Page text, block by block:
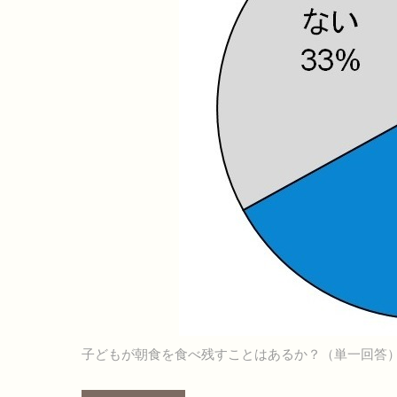
子どもが朝食を食べ残すことはあるか？（単一回答